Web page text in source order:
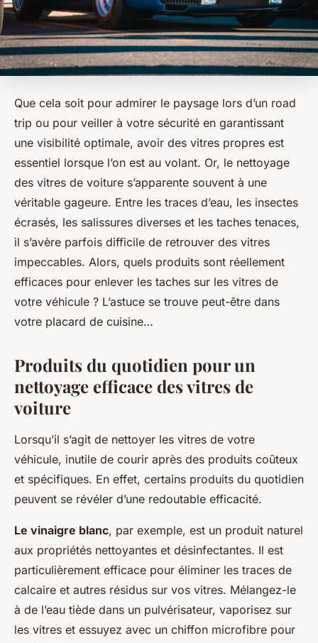
Que cela soit pour admirer le paysage lors d’un road
trip ou pour veiller à votre sécurité en garantissant
une visibilité optimale, avoir des vitres propres est
essentiel lorsque l’on est au volant. Or, le nettoyage
des vitres de voiture s’apparente souvent à une
véritable gageure. Entre les traces d’eau, les insectes
écrasés, les salissures diverses et les taches tenaces,
il s’avère parfois difficile de retrouver des vitres
impeccables. Alors, quels produits sont réellement
efficaces pour enlever les taches sur les vitres de
votre véhicule ? L’astuce se trouve peut-être dans
votre placard de cuisine…
Produits du quotidien pour un
nettoyage efficace des vitres de
voiture
Lorsqu’il s’agit de nettoyer les vitres de votre
véhicule, inutile de courir après des produits coûteux
et spécifiques. En effet, certains produits du quotidien
peuvent se révéler d’une redoutable efficacité.
Le vinaigre blanc, par exemple, est un produit naturel
aux propriétés nettoyantes et désinfectantes. Il est
particulièrement efficace pour éliminer les traces de
calcaire et autres résidus sur vos vitres. Mélangez-le
à de l’eau tiède dans un pulvérisateur, vaporisez sur
les vitres et essuyez avec un chiffon microfibre pour